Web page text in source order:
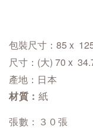
包裝尺寸：85 x
尺寸： (大) 70 x
產地： 日本
材質： 紙
張數：３０張